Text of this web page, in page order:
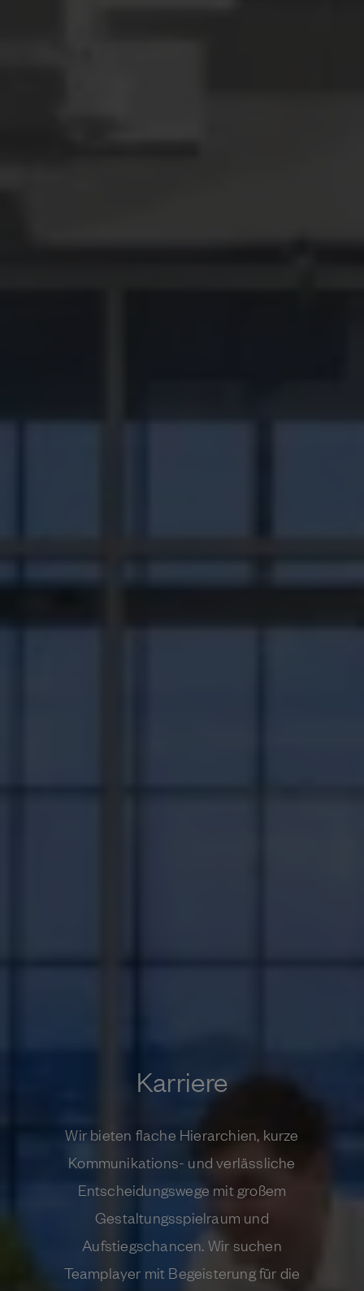
Karriere
Wir bieten flache Hierarchien, kurze
Kommunikations- und verlässliche
Entscheidungswege mit großem
Gestaltungsspielraum und
Aufstiegschancen. Wir suchen
Teamplayer mit Begeisterung für die